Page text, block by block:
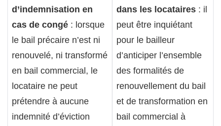
d’indemnisation en
cas de congé : lorsque
le bail précaire n’est ni
renouvelé, ni transformé
en bail commercial, le
locataire ne peut
prétendre à aucune
indemnité d’éviction
dans les locataires : il
peut être inquiétant
pour le bailleur
d’anticiper l’ensemble
des formalités de
renouvellement du bail
et de transformation en
bail commercial à